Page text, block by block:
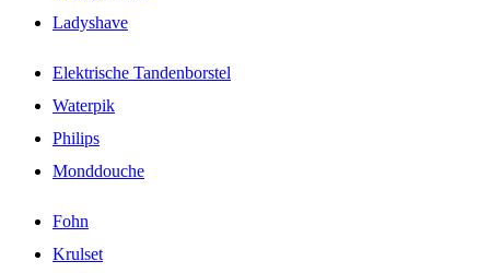
Ladyshave
Elektrische Tandenborstel
Waterpik
Philips
Monddouche
Fohn
Krulset